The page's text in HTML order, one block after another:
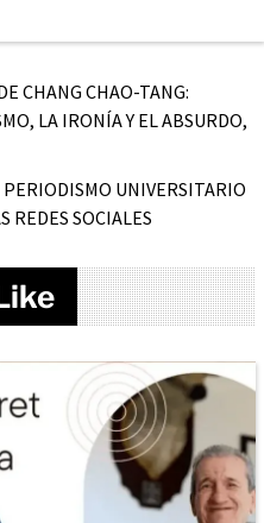
CHANG CHAO-TANG:
LA IRONÍA Y EL ABSURDO,
UNIVERSITARIO
REDES SOCIALES